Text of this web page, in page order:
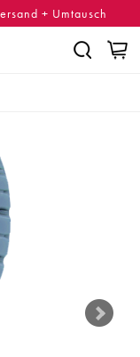
+ Umtausch